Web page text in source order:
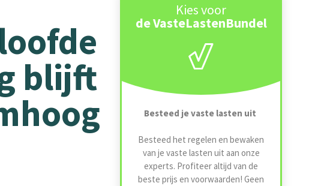
Kies voor
de VasteLastenBundel
Besteed je vaste lasten uit
Besteed het regelen en bewaken
van je vaste lasten uit aan onze
experts. Profiteer altijd van de
beste prijs en voorwaarden! Geen
blijft